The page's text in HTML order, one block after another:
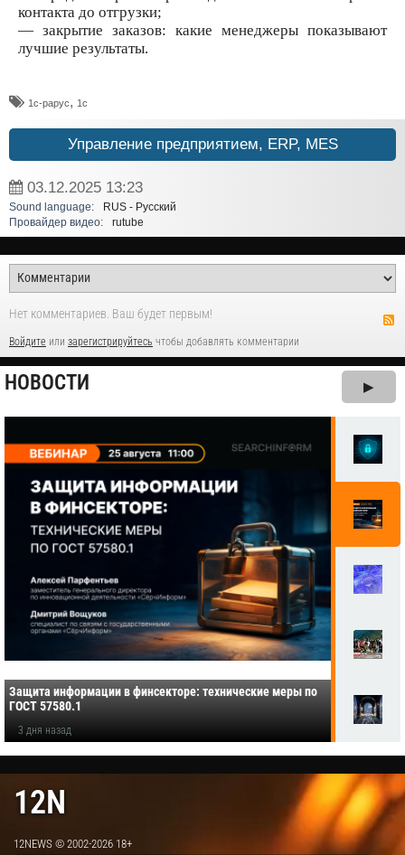
контакта до отгрузки;
— закрытие заказов: какие менеджеры показывают
лучшие результаты.
1с-рарус, 1с
Управление предприятием, ERP, MES
03.12.2025 13:23
Sound language:
RUS - Русский
Провайдер видео:
rutube
Нет комментариев. Ваш будет первым!
Войдите или зарегистрируйтесь чтобы добавлять комментарии
НОВОСТИ ▶
Защита информации в финсекторе: технические меры по
ГОСТ 57580.1
3 дня назад
12N
12NEWS © 2002-2026 18+